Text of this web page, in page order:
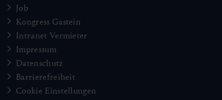
Job
Kongress Gastein
Intranet Vermieter
Impressum
Datenschutz
Barrierefreiheit
Cookie Einstellungen